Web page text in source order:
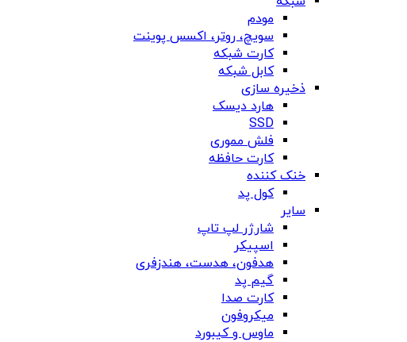
مودم
سویچ، روتر، اکسس پوینت
کارت شبکه
کابل شبکه
ذخیره سازی
هارد دیسک
SSD
فلش مموری
کارت حافظه
خنک کننده
کول پد
سایر
شارژر لپ تاپ
اسپیکر
هدفون، هدست، هندزفری
گیم پد
کارت صدا
میکروفون
ماوس و کیبورد